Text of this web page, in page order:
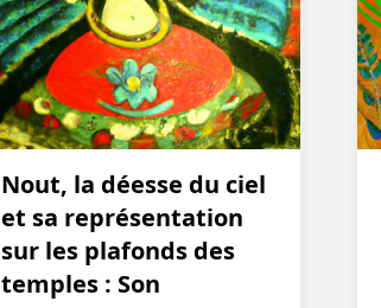
Nout, la déesse du ciel
et sa représentation
sur les plafonds des
temples : Son